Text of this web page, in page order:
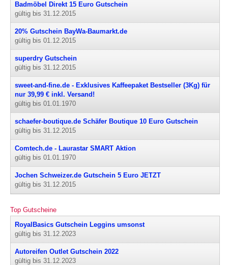
Badmöbel Direkt 15 Euro Gutschein
gültig bis 31.12.2015
20% Gutschein BayWa-Baumarkt.de
gültig bis 01.12.2015
superdry Gutschein
gültig bis 31.12.2015
sweet-and-fine.de - Exklusives Kaffeepaket Bestseller (3Kg) für
nur 39,99 € inkl. Versand!
gültig bis 01.01.1970
schaefer-boutique.de Schäfer Boutique 10 Euro Gutschein
gültig bis 31.12.2015
Comtech.de - Laurastar SMART Aktion
gültig bis 01.01.1970
Jochen Schweizer.de Gutschein 5 Euro JETZT
gültig bis 31.12.2015
Top Gutscheine
RoyalBasics Gutschein Leggins umsonst
gültig bis 31.12.2023
Autoreifen Outlet Gutschein 2022
gültig bis 31.12.2023